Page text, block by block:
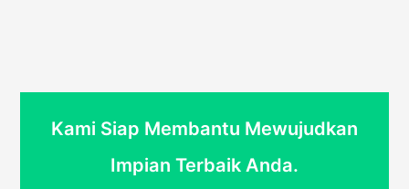
Kami Siap Membantu Mewujudkan
Impian Terbaik Anda.